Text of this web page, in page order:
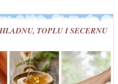
TOPLU I SECERNU